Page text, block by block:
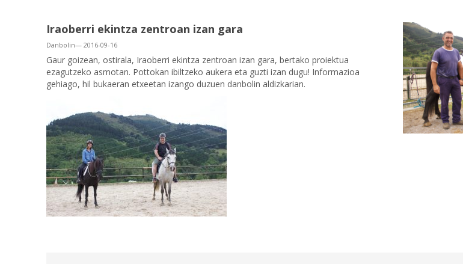
Iraoberri ekintza zentroan izan gara
Danbolin— 2016-09-16
Gaur goizean, ostirala, Iraoberri ekintza zentroan izan gara, bertako proiektua
ezagutzeko asmotan. Pottokan ibiltzeko aukera eta guzti izan dugu! Informazioa
gehiago, hil bukaeran etxeetan izango duzuen danbolin aldizkarian.